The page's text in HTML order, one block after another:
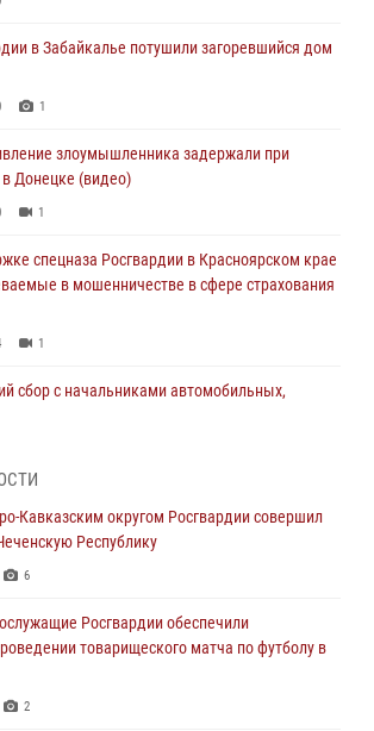
в Забайкалье потушили загоревшийся дом
1
злоумышленника задержали при
в Донецке (видео)
1
спецназа Росгвардии в Красноярском крае
в мошенничестве в сфере страхования
1
сбор с начальниками автомобильных,
3
Плохой поздравил специалистов
подразделений Росгвардии с
Всероссийское совещание-
развития вневедомственной охраны
Кавказским округом Росгвардии совершил
Республику
6
Росгвардии обеспечили
товарищеского матча по футболу в
2